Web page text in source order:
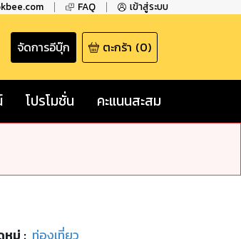
FAQ เข้าสู่ระบบ
จัดการอีบุ๊ก ตะกร้า (0)
โปรโมชั่น คะแนนสะสม
หมู่ : ท่องเที่ยว